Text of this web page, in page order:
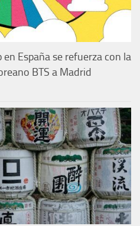
España se refuerza con la
BTS a Madrid